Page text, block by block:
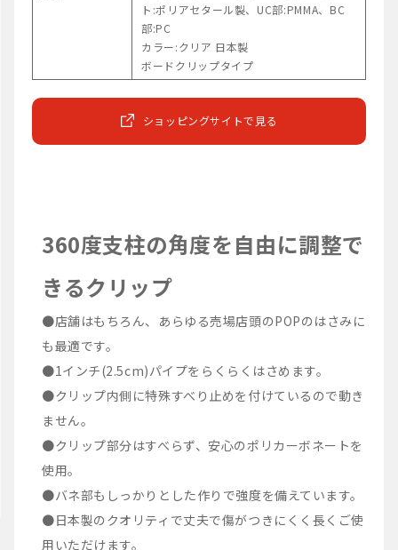
ト:ポリアセタール製、UC部:PMMA、BC
部:PC
カラー:クリア 日本製
ボードクリップタイプ
ショッピングサイトで見る
360度支柱の角度を自由に調整で
きるクリップ
●店舗はもちろん、あらゆる売場店頭のPOPのはさみに
も最適です。
●1インチ(2.5cm)パイプをらくらくはさめます。
●クリップ内側に特殊すべり止めを付けているので動き
ません。
●クリップ部分はすべらず、安心のポリカーボネートを
使用。
●バネ部もしっかりとした作りで強度を備えています。
●日本製のクオリティで丈夫で傷がつきにくく長くご使
用いただけます。